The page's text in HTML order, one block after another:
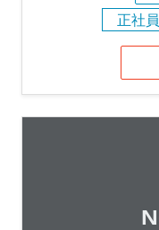
正社員